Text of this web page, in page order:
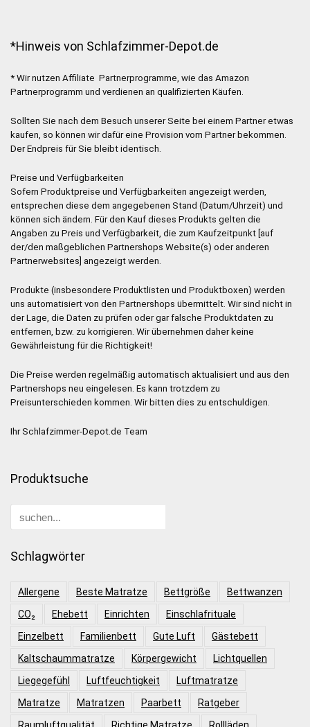
*Hinweis von Schlafzimmer-Depot.de
* Wir nutzen Affiliate Partnerprogramme, wie das Amazon
Partnerprogramm und verdienen an qualifizierten Käufen.
Sollten Sie nach dem Besuch unserer Seite bei einem Partner etwas
kaufen, so können wir dafür eine Provision vom Partner bekommen.
Der Endpreis für Sie bleibt identisch.
Preise und Verfügbarkeiten
Sofern Produktpreise und Verfügbarkeiten angezeigt werden,
entsprechen diese dem angegebenen Stand (Datum/Uhrzeit) und
können sich ändern. Für den Kauf dieses Produkts gelten die
Angaben zu Preis und Verfügbarkeit, die zum Kaufzeitpunkt [auf
der/den maßgeblichen Partnershops Website(s) oder anderen
Partnerwebsites] angezeigt werden.
Produkte (insbesondere Produktlisten und Produktboxen) werden
uns automatisiert von den Partnershops übermittelt. Wir sind nicht in
der Lage, die Daten zu prüfen oder gar falsche Produktdaten zu
entfernen, bzw. zu korrigieren. Wir übernehmen daher keine
Gewährleistung für die Richtigkeit!
Die Preise werden regelmäßig automatisch aktualisiert und aus den
Partnershops neu eingelesen. Es kann trotzdem zu
Preisunterschieden kommen. Wir bitten dies zu entschuldigen.
Ihr Schlafzimmer-Depot.de Team
Produktsuche
Schlagwörter
Allergene Beste Matratze Bettgröße
Bettwanzen
CO₂
Ehebett Einrichten
Einschlafrituale
Einzelbett
Familienbett Gute Luft
Gästebett
Kaltschaummatratze
Körpergewicht
Lichtquellen
Liegegefühl
Luftfeuchtigkeit
Luftmatratze
Matratze
Matratzen Paarbett
Ratgeber